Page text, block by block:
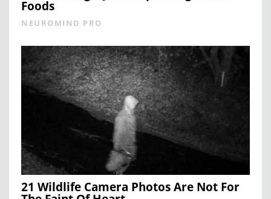
Foods
NEUROMIND PRO
21 Wildlife Camera Photos Are Not For